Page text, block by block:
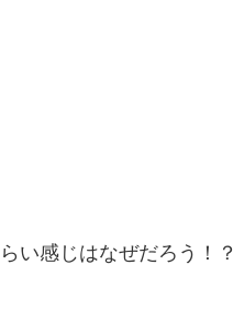
い感じはなぜだろう！？